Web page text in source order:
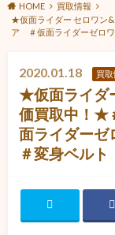
HOME
買取情報
★仮面ライダー セロワン
ア ＃仮面ライダーゼロ
2020.01.18 買
★仮面ライダ
価買取中！
面ライダー
＃変身ベルト